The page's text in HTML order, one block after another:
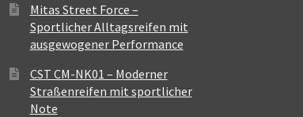
Mitas Street Force –
Sportlicher Alltagsreifen mit
ausgewogener Performance
CST CM-NK01 – Moderner
Straßenreifen mit sportlicher
Note